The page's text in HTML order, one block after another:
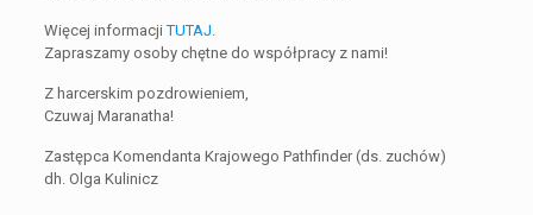
Więcej informacjiTUTAJ.
Zapraszamy osoby chętne do współpracy z nami!
Z harcerskim pozdrowieniem,
Czuwaj Maranatha!
Zastępca Komendanta Krajowego Pathfinder (ds. zuchów)
dh. Olga Kulinicz